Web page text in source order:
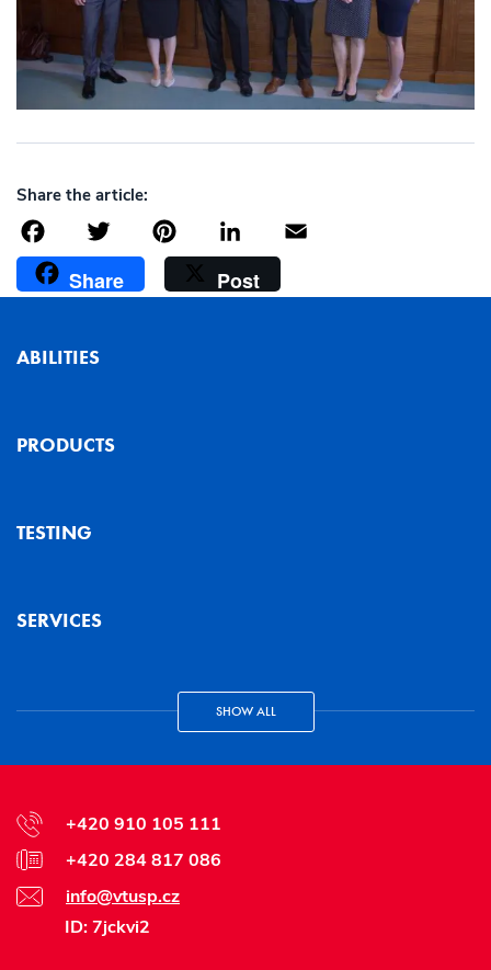
Share the article:
FacebookTwitterPinterestLinkedIn
Share Post
ABILITIES
PRODUCTS
TESTING
SERVICES
SHOW ALL
+420 910 105 111
+420 284 817 086
info@vtusp.cz
ID: 7jckvi2